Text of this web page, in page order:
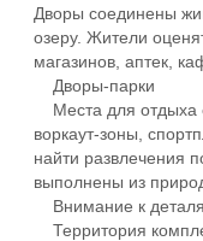
Дворы соединены
озеру. Жители
магазинов, аптек,
Дворы-парки
Места для отдыха
воркаут-зоны,
найти развлечения
выполнены из
Внимание к
Территория